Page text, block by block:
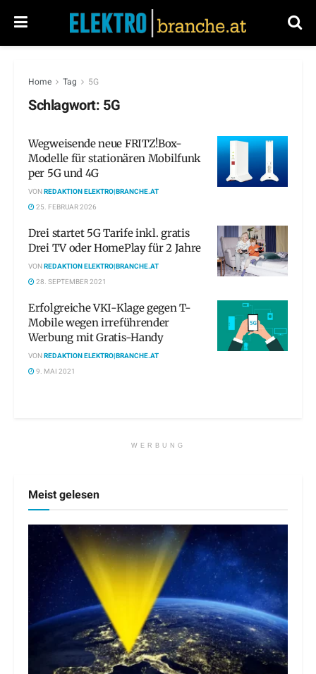
Home Tag 5G
Schlagwort: 5G
Wegweisende neue FRITZ!Box-
Modelle für stationären Mobilfunk
per 5G und 4G
VONREDAKTION ELEKTRO|BRANCHE.AT
25. FEBRUAR 2026
Drei startet 5G Tarife inkl. gratis
Drei TV oder HomePlay für 2 Jahre
VONREDAKTION ELEKTRO|BRANCHE.AT
28. SEPTEMBER 2021
Erfolgreiche VKI-Klage gegen T-
Mobile wegen irreführender
Werbung mit Gratis-Handy
VONREDAKTION ELEKTRO|BRANCHE.AT
9. MAI 2021
WERBUNG
Meist gelesen